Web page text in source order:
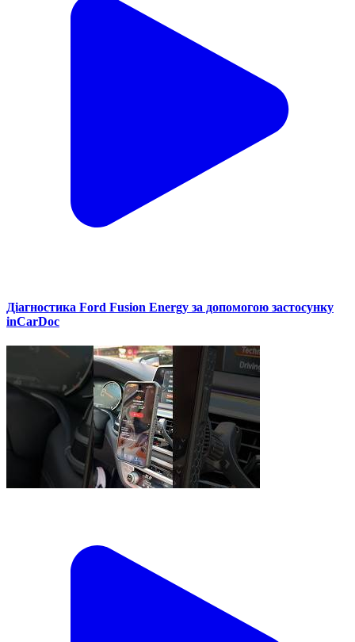
Діагностика Ford Fusion Energy за допомогою застосунку
inCarDoc